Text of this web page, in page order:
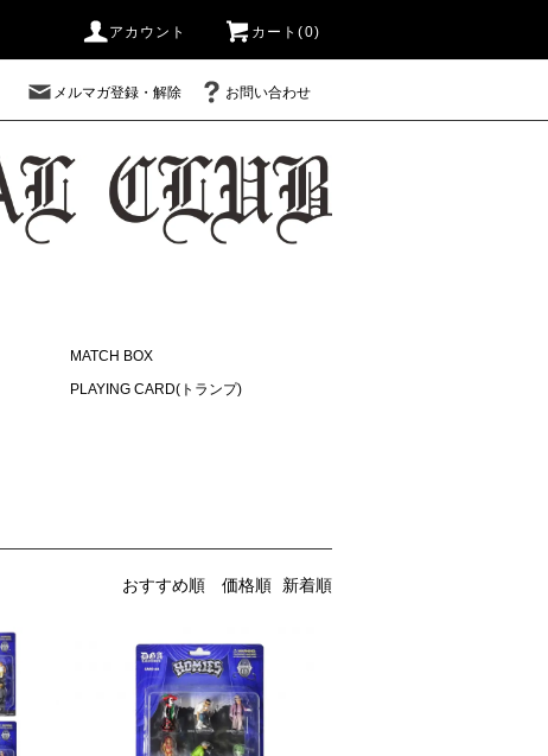
アカウント カート(0)
メルマガ登録・解除 お問い合わせ
MATCH BOX
PLAYING CARD(トランプ)
おすすめ順 価格順 新着順